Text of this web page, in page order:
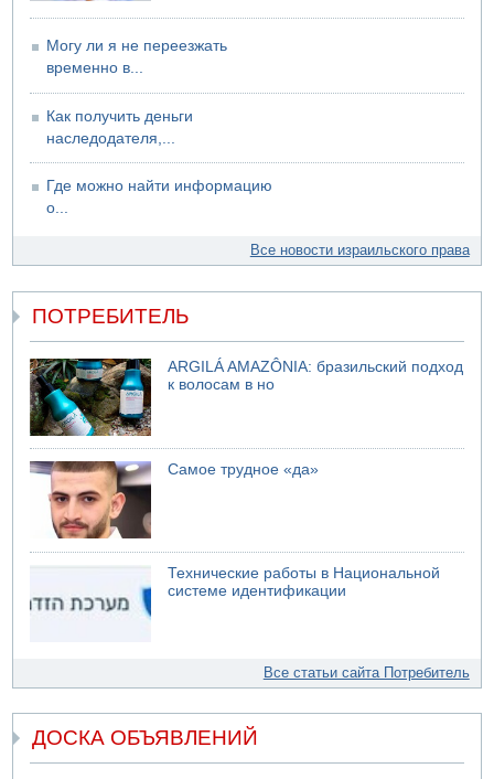
закрытой машине пятилетнего ребенка
09.08.2026 13:38
NYT: Хизбалла переживает самый серьезный
09.08.2026 13:29
Трагедия в Мексике: четырехлетний израильский
09.08.2026 08:30
Авиакомпания Air Canada вновь отсрочила
Могу ли я не переезжать
временно в...
Как получить деньги
наследодателя,...
Где можно найти информацию
о...
Все новости израильского права
ПОТРЕБИТЕЛЬ
ARGILÁ AMAZÔNIA: бразильский подход
к волосам в но
Самое трудное «да»
Технические работы в Национальной
системе идентификации
Все статьи сайта Потребитель
ДОСКА ОБЪЯВЛЕНИЙ